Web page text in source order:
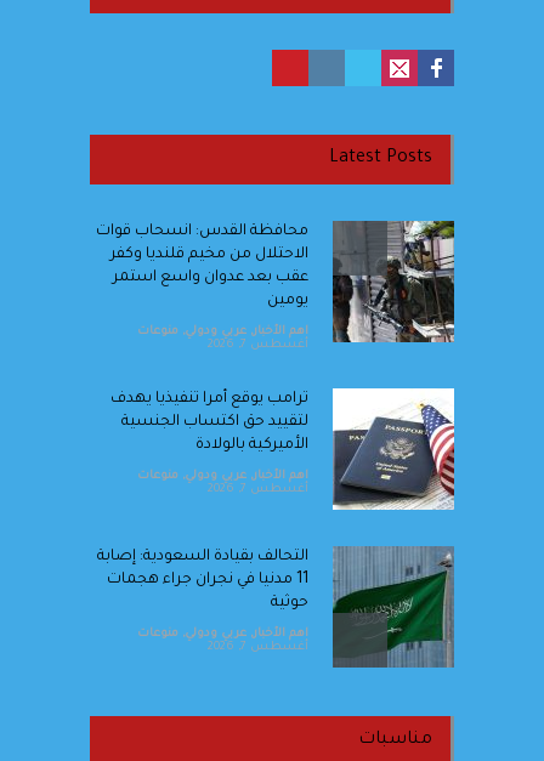
Latest Posts
محافظة القدس: انسحاب قوات
الاحتلال من مخيم قلنديا وكفر
عقب بعد عدوان واسع استمر
يومين
اهم الأخبار, عربي ودولي, منوعات
أغسطس 7, 2026
ترامب يوقع أمرا تنفيذيا يهدف
لتقييد حق اكتساب الجنسية
الأميركية بالولادة
اهم الأخبار, عربي ودولي, منوعات
أغسطس 7, 2026
التحالف بقيادة السعودية: إصابة
11 مدنيا في نجران جراء هجمات
حوثية
اهم الأخبار, عربي ودولي, منوعات
أغسطس 7, 2026
طقس صيفي اعتيادي الجمعة
مناسبات